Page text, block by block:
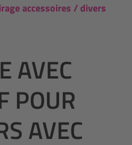
accessoires / divers
AVEC
POUR
AVEC